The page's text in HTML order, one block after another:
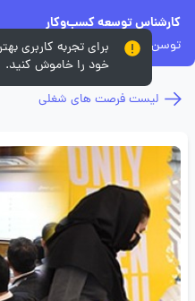
کارشناس توسعه کسب‌وکار
توسن‌ تکنو
لیست فرصت های شغلی
خود را خاموش کنید.